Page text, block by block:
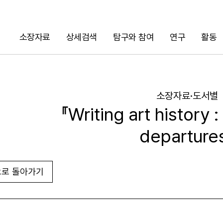
소장자료 상세검색 탐구와 참여 연구 활동
검색
소장자료·도서별
『Writing art history
departures
돌아가기